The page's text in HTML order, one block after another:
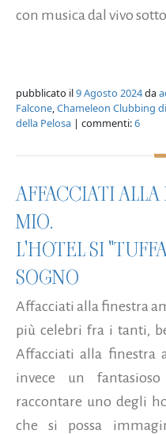
con musica dal vivo
pubblicato il9 Agosto 2024da
Falcone,Chameleon Clubbing
della Pelosa | commenti:6
AFFACCIATI
MIO.
L'HOTEL SI
SOGNO
Affacciati alla finestra
più celebri fra i tanti,
Affacciati alla finestra
invece un
raccontare uno degli
che si possa